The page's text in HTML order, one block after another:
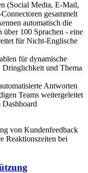
(Social Media, E-Mail,
gesammelt
automatisch die
über 100 Sprachen - eine
für Nicht-Englische
für dynamische
Dringlichkeit und Thema
Antworten
Teams weitergeleitet
von Kundenfeedback
Reaktionszeiten bei